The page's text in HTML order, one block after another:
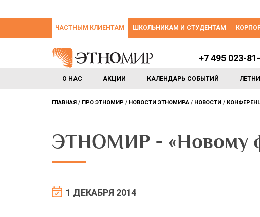
ЧАСТНЫМ КЛИЕНТАМ ШКОЛЬНИКАМ И СТУДЕНТАМ
О НАС АКЦИИ КАЛЕНДАРЬ СОБЫТИЙ
+7 495 023-
ГЛАВНАЯ ПРО ЭТНОМИР НОВОСТИ ЭТНОМИРА НОВОСТИ
ЭТНОМИР - «Новому
1 ДЕКАБРЯ 2014